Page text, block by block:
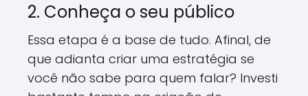
2. Conheça o seu público
Essa etapa é a base de tudo. Afinal, de
que adianta criar uma estratégia se
você não sabe para quem falar? Investi